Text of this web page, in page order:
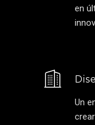
en
Un